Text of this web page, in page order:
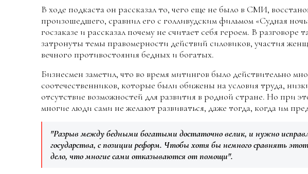
В ходе подкаста он рассказал то, чего еще не было в СМИ,
произошедшего, сравнил его с голливудским фильмом «Судная
госзаказе и рассказал почему не считает себя героем. В разговоре
затронуты темы правомерности действий силовиков, участия
вечного противостояния бедных и богатых.
Бизнесмен заметил, что во время митингов было действительно
соотечественников, которые были обижены на условия труда,
отсутствие возможностей для развития в родной стране. Но при
многие люди сами не желают развиваться, даже тогда, когда им
"Разрыв между бедными богатыми достаточно велик, и нужно
государства, с позиции реформ. Чтобы хотя бы немного сравнять
дело, что многие сами отказываются от помощи".